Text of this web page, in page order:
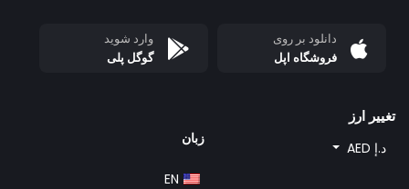
دانلود بر روی
فروشگاه اپل
وارد شوید
گوگل پلی
تغییر ارز
د.إ AED
زبان
EN